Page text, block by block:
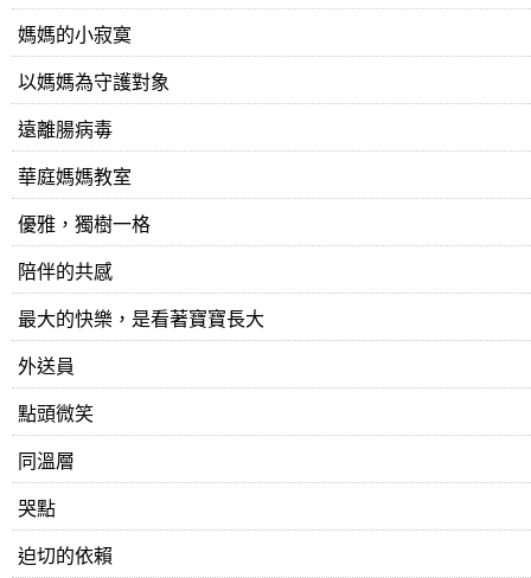
媽媽的小寂寞
以媽媽為守護對象
遠離腸病毒
​華庭媽媽教室
優雅，獨樹一格
陪伴的共感
最大的快樂，是看著寶寶長大
外送員
點頭微笑
同溫層
哭點
迫切的依賴